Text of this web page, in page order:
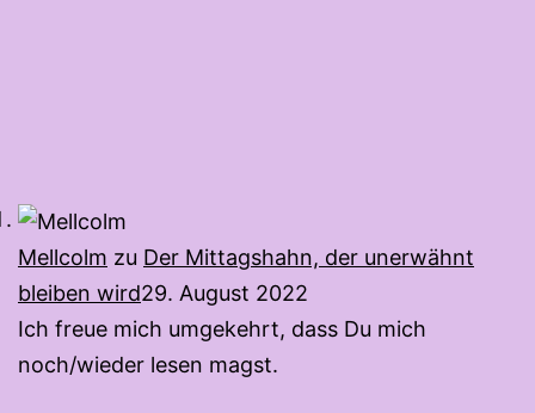
Mellcolm zu Der Mittagshahn, der unerwähnt
bleiben wird29. August 2022
Ich freue mich umgekehrt, dass Du mich
noch/wieder lesen magst.